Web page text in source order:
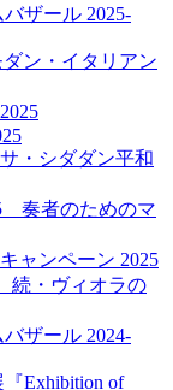
ザール 2025-
ン・イタリアン
・シダダン平和
奏者のためのマ
ャンペーン 2025
続・ヴィオラの
ザール 2024-
Exhibition of